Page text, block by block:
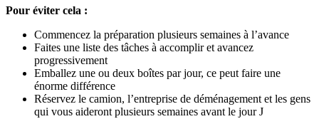
Pour éviter cela :
Commencez la préparation plusieurs semaines à l’avance
Faites une liste des tâches à accomplir et avancez
progressivement
Emballez une ou deux boîtes par jour, ce peut faire une
énorme différence
Réservez le camion, l’entreprise de déménagement et les gens
qui vous aideront plusieurs semaines avant le jour J